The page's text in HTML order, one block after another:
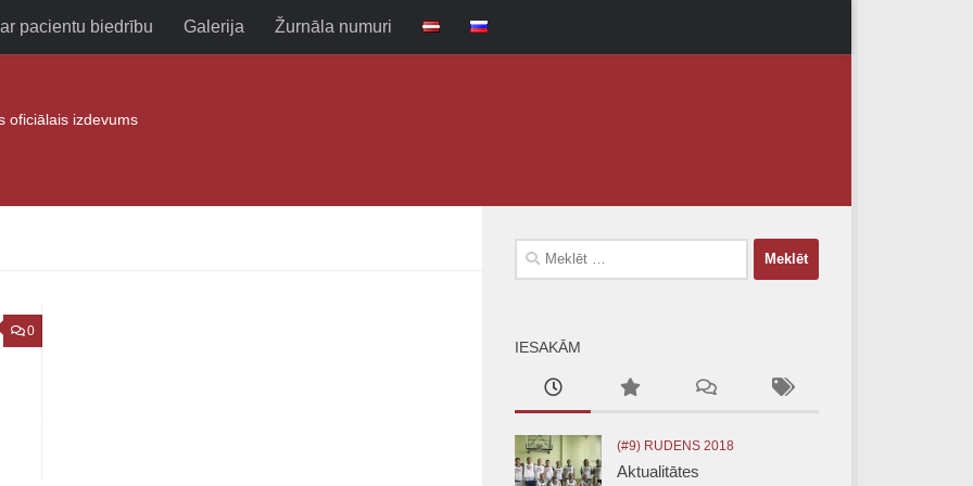
pacientu biedrību Galerija Žurnāla numuri
oficiālais izdevums
0
Meklēt:
IESAKĀM
(#9) RUDENS 2018
Aktualitātes